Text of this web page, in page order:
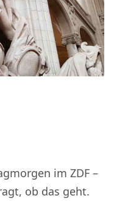
im ZDF –
ob das geht.